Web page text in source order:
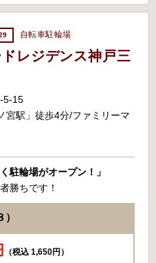
自転車駐輪場
レジデンス神戸三
5-15
宮駅」徒歩4分/ファミリーマ
駐輪場がオープン！」
勝ちです！
（税込 1,650円）